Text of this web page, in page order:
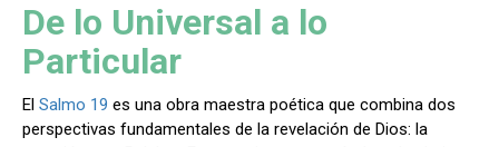
De lo Universal a lo
Particular
El Salmo 19 es una obra maestra poética que combina dos
perspectivas fundamentales de la revelación de Dios: la